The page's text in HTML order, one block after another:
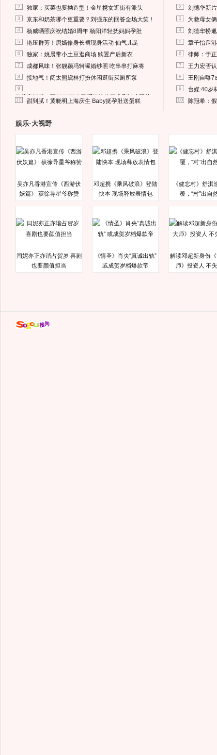
2 独家：买菜也要拗造型！金星携女逛街有派头
3 京东和奶茶哪个更重要？刘强东的回答全场大笑！
4 杨威晒照庆祝结婚8周年 杨阳洋轻抚妈妈孕肚
5 艳压群芳！唐嫣修身长裙现身活动 仙气儿足
6 独家：姚晨带小土豆逛商场 购置产后新衣
7 成都风味！张靓颖冯轲曝婚纱照 吃串串打麻将
8 接地气！阔太熊黛林打扮休闲逛街买厕所泵
9
马蓉离婚后，砸1000万人民币给媒体要求删掉这照片
10 甜到腻！黄晓明上海庆生 Baby挺孕肚送蛋糕
2 刘德华新
3 为救母女
4 刘德华扮
5 章子怡斥
6 律师：于
7 王力宏否
8 王刚自曝7
9 台媒:40岁
10 陈冠希：
娱乐·大视野
吴亦凡香港宣传《西游伏
妖篇》 获徐导星爷称赞
邓超携《乘风破浪》登陆
快本 现场释放表情包
《健忘村》舒淇
覆，“村”出自
闫妮亦正亦谐占贺岁 喜剧
也要颜值担当
《情圣》肖央“真诚出轨”
或成贺岁档爆款帝
解读邓超新身份
师》投资人 不